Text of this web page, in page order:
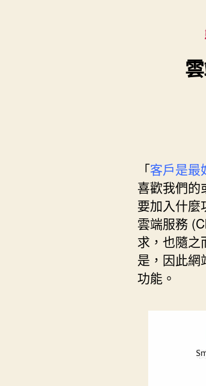
「客戶是最
喜歡我們的
要加入什麼
雲端服務
求，也隨之
是，因此網
功能。